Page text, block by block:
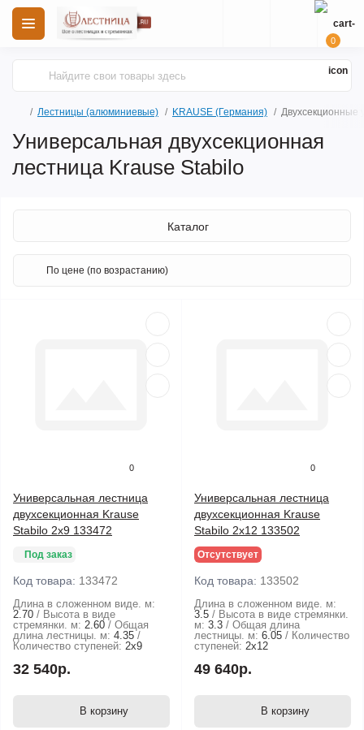
0
Лестницы (алюминиевые) KRAUSE (Германия) Двухсекционные
Универсальная двухсекционная
лестница Krause Stabilo
Каталог
0
Универсальная лестница
двухсекционная Krause
Stabilo 2x9 133472
Под заказ
Код товара: 133472
Длина в сложенном виде. м:
2.70
Высота в виде
стремянки. м: 2.60
Общая
длина лестницы. м: 4.35
Количество ступеней: 2х9
32 540р.
В корзину
0
Универсальная лестница
двухсекционная Krause
Stabilo 2x12 133502
Отсутствует
Код товара: 133502
Длина в сложенном виде. м:
3.5
Высота в виде стремянки.
м: 3.3
Общая длина
лестницы. м: 6.05
Количество
ступеней: 2х12
49 640р.
В корзину